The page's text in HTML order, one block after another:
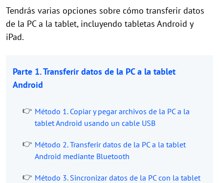
Tendrás varias opciones sobre cómo transferir datos
de la PC a la tablet, incluyendo tabletas Android y
iPad.
Parte 1. Transferir datos de la PC a la tablet
Android
Método 1. Copiar y pegar archivos de la PC a la
tablet Android usando un cable USB
Método 2. Transferir datos de la PC a la tablet
Android mediante Bluetooth
Método 3. Sincronizar datos de la PC con la tablet